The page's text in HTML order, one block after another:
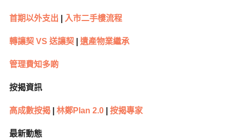
首期以外支出 入市二手樓流程
轉讓契 VS 送讓契 遺產物業繼承
管理費知多啲
按揭資訊
高成數按揭| 林鄭Plan 2.0| 按揭專家
最新動態